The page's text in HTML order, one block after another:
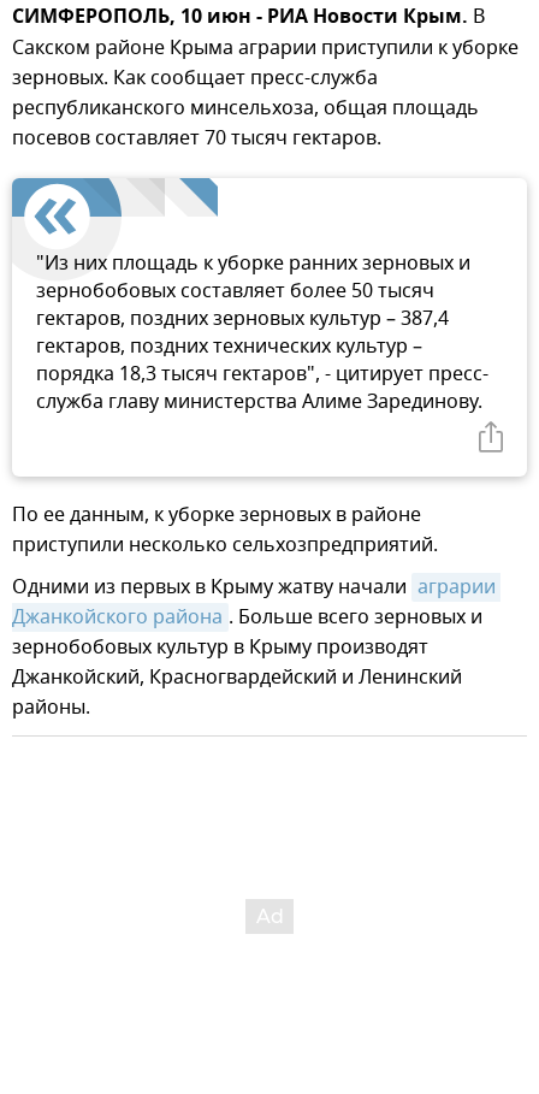
СИМФЕРОПОЛЬ, 10 июн - РИА Новости Крым. В
Сакском районе Крыма аграрии приступили к уборке
зерновых. Как сообщает пресс-служба
республиканского минсельхоза, общая площадь
посевов составляет 70 тысяч гектаров.
"Из них площадь к уборке ранних зерновых и
зернобобовых составляет более 50 тысяч
гектаров, поздних зерновых культур – 387,4
гектаров, поздних технических культур –
порядка 18,3 тысяч гектаров", - цитирует пресс-
служба главу министерства Алиме Зарединову.
По ее данным, к уборке зерновых в районе
приступили несколько сельхозпредприятий.
Одними из первых в Крыму жатву начали аграрии
Джанкойского района . Больше всего зерновых и
зернобобовых культур в Крыму производят
Джанкойский, Красногвардейский и Ленинский
районы.